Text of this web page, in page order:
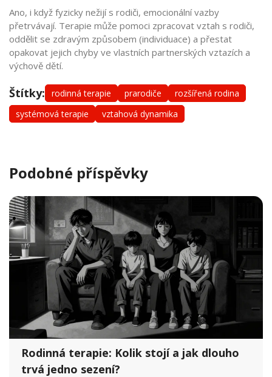
Ano, i když fyzicky nežijí s rodiči, emocionální vazby
přetrvávají. Terapie může pomoci zpracovat vztah s rodiči,
oddělit se zdravým způsobem (individuace) a přestat
opakovat jejich chyby ve vlastních partnerských vztazích a
výchově dětí.
Štítky: rodinná terapie prarodiče
rozšířená rodina
systémová terapie
vztahová dynamika
Podobné příspěvky
Rodinná terapie: Kolik stojí a jak dlouho
trvá jedno sezení?